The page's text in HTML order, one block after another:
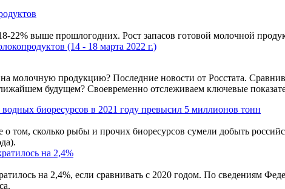
22% выше прошлогодних. Рост запасов готовой молочной
(14 - 18 марта 2022 г.)
молочную продукцию? Последние новости от Росстата.
будущем? Своевременно отслеживаем ключевые
биоресурсов в 2021 году превысил 5 миллионов тонн
том, сколько рыбы и прочих биоресурсов сумели добыть
на 2,4%
на 2,4%, если сравнивать с 2020 годом. По сведениям